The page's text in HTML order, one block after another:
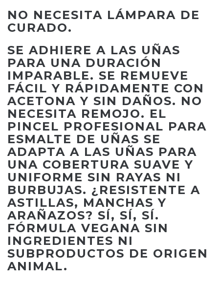
NO NECESITA LÁMPARA DE
CURADO.
SE ADHIERE A LAS UÑAS
PARA UNA DURACIÓN
IMPARABLE. SE REMUEVE
FÁCIL Y RÁPIDAMENTE CON
ACETONA Y SIN DAÑOS. NO
NECESITA REMOJO. EL
PINCEL PROFESIONAL PARA
ESMALTE DE UÑAS SE
ADAPTA A LAS UÑAS PARA
UNA COBERTURA SUAVE Y
UNIFORME SIN RAYAS NI
BURBUJAS. ¿RESISTENTE A
ASTILLAS, MANCHAS Y
ARAÑAZOS? SÍ, SÍ, SÍ.
FÓRMULA VEGANA SIN
INGREDIENTES NI
SUBPRODUCTOS DE ORIGEN
ANIMAL.